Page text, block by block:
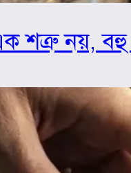
শত্রু নয়, বহু